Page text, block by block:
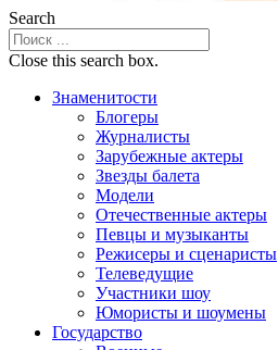
Search
Close this search box.
Знаменитости
Блогеры
Журналисты
Зарубежные актеры
Звезды балета
Модели
Отечественные актеры
Певцы и музыканты
Режисеры и сценаристы
Телеведущие
Участники шоу
Юмористы и шоумены
Государство